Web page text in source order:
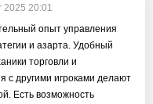
2025 20:01
опыт управления
и азарта. Удобный
торговли и
с другими игроками делают
Есть возможность